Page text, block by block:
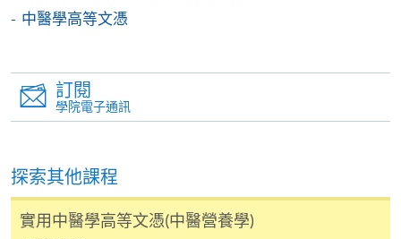
某些課程須甄選入學，並要求申請人上載課程網頁
中指定所須文件(如學歷證明)。系統只支援doc,
docx, jpg 和pdf格式之附件。
繳交所需費用
申請人可使用以下方式繳交報名費或課程費用:
中醫學高等文憑
訂閱
學院電子通訊
探索其他課程
實用中醫學高等文憑(中醫營養學)